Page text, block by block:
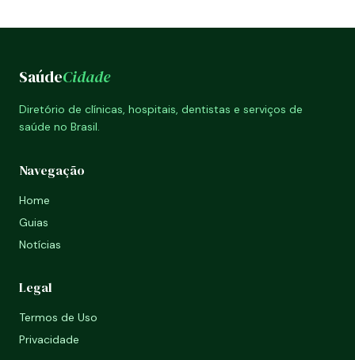
SaúdeCidade
Diretório de clínicas, hospitais, dentistas e serviços de
saúde no Brasil.
Navegação
Home
Guias
Notícias
Legal
Termos de Uso
Privacidade